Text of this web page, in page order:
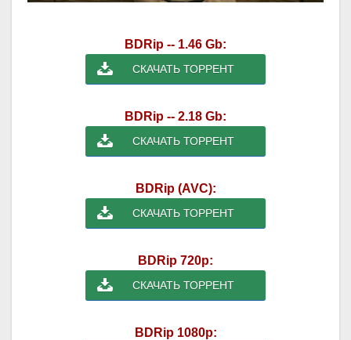
BDRip -- 1.46 Gb:
СКАЧАТЬ ТОРРЕНТ
BDRip -- 2.18 Gb:
СКАЧАТЬ ТОРРЕНТ
BDRip (AVC):
СКАЧАТЬ ТОРРЕНТ
BDRip 720p:
СКАЧАТЬ ТОРРЕНТ
BDRip 1080p: